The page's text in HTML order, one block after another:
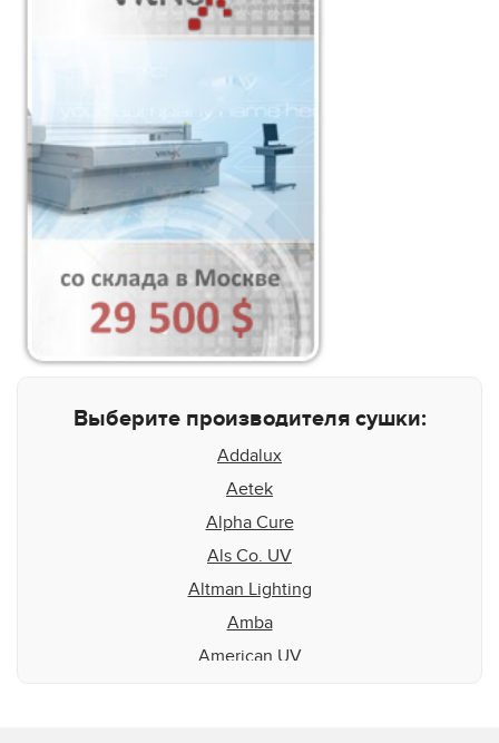
Выберите производителя сушки:
Addalux
Aetek
Alpha Cure
Als Co. UV
Altman Lighting
Amba
American UV